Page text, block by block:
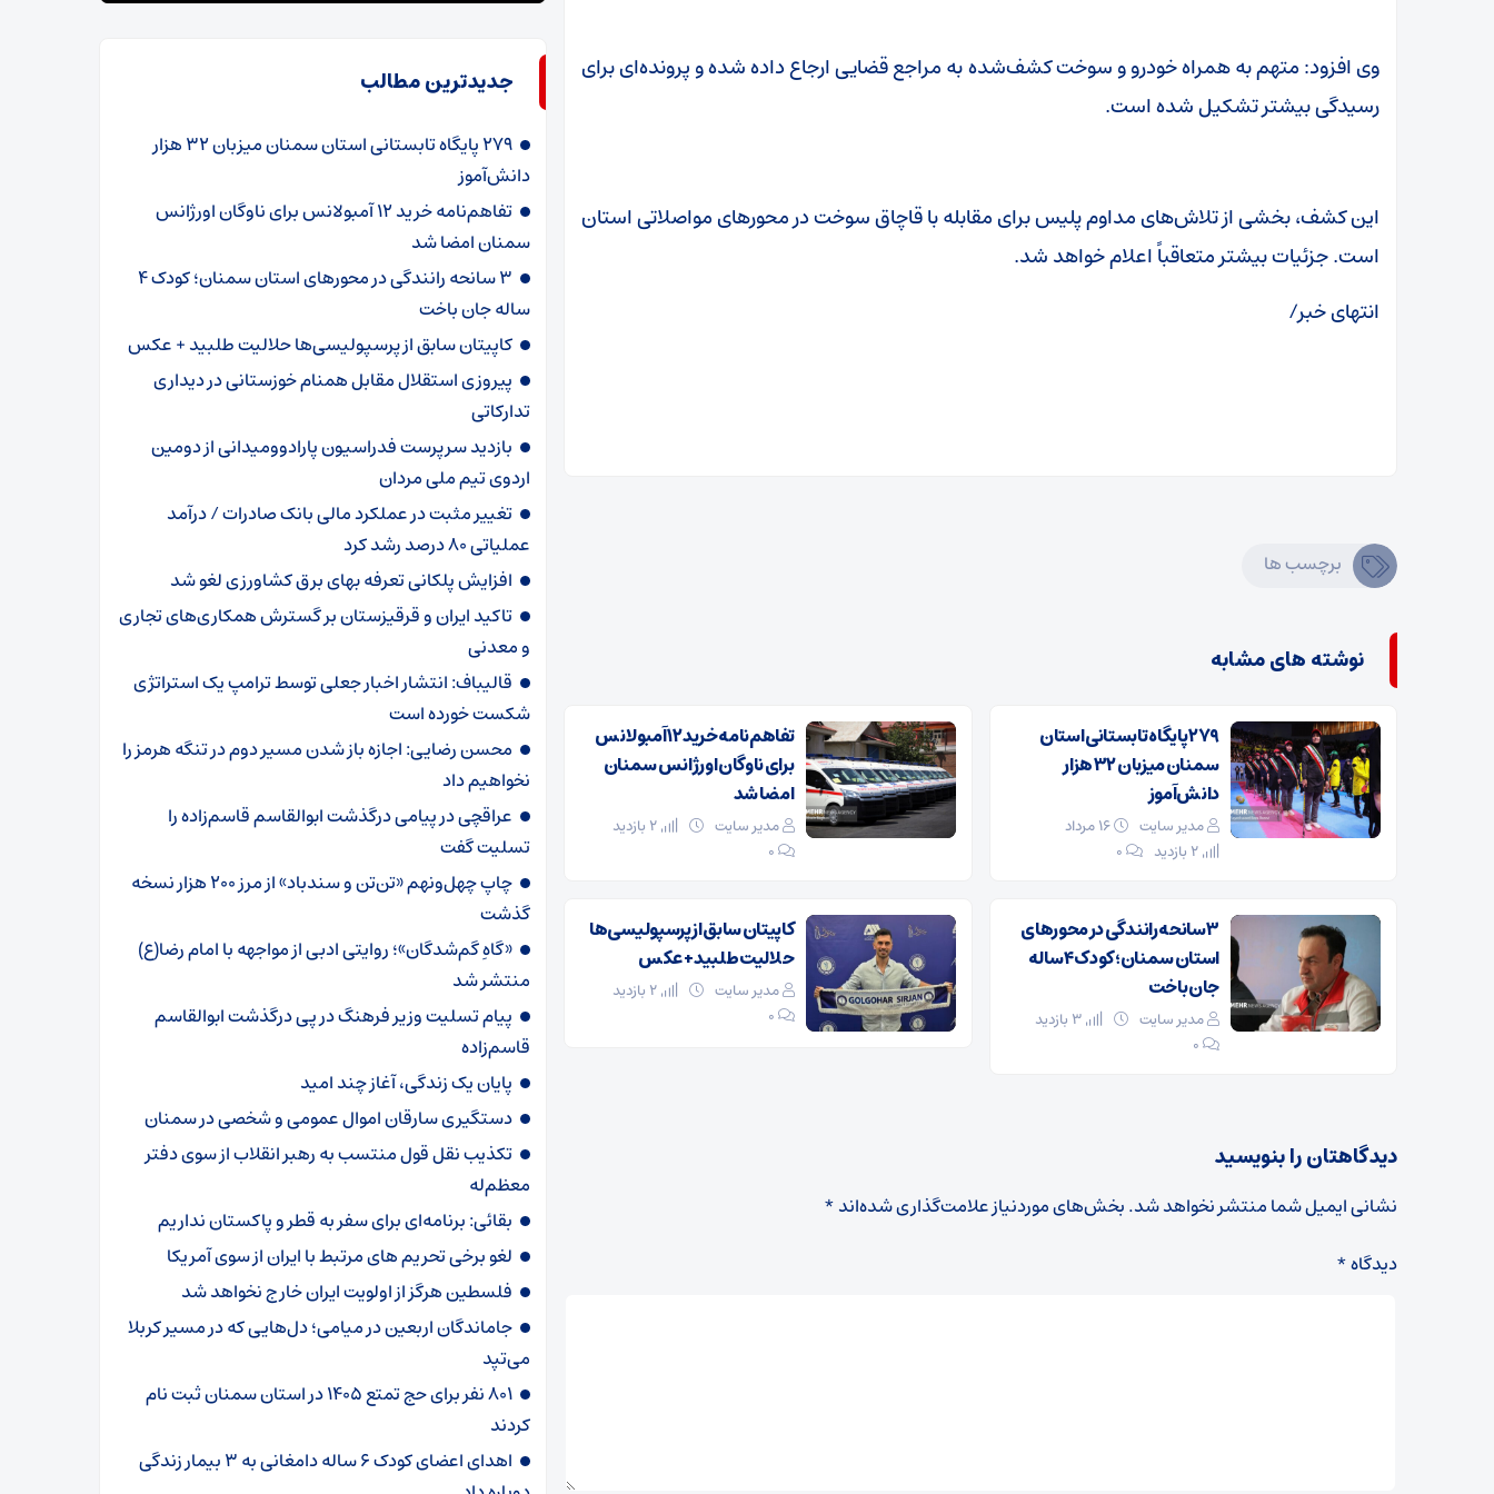
وی افزود: متهم به همراه خودرو و سوخت کشف‌شده به مراجع قضایی ارجاع داده شده و پرونده‌ای برای
رسیدگی بیشتر تشکیل شده است.
این کشف، بخشی از تلاش‌های مداوم پلیس برای مقابله با قاچاق سوخت در محورهای مواصلاتی استان
است. جزئیات بیشتر متعاقباً اعلام خواهد شد.
انتهای خبر/
برچسب ها
نوشته های مشابه
۲۷۹ پایگاه تابستانی استان
سمنان میزبان ۳۲ هزار
دانش‌آموز
مدیر سایت
۰
تفاهم‌نامه خرید ۱۲ آمبولانس
برای ناوگان اورژانس سمنان
امضا شد
مدیر سایت
2 بازدید
۰
۳ سانحه رانندگی در محورهای
استان سمنان؛ کودک ۴ ساله
جان باخت
مدیر سایت
۰
کاپیتان سابق از پرسپولیسی‌ها
حلالیت طلبید + عکس
مدیر سایت
2 بازدید
۰
دیدگاهتان را بنویسید
نشانی ایمیل شما منتشر نخواهد شد.بخش‌های موردنیاز علامت‌گذاری شده‌اند*
دیدگاه*
جدیدترین مطالب
۲۷۹ پایگاه تابستانی استان سمنان میزبان ۳۲ هزار
دانش‌آموز
تفاهم‌نامه خرید ۱۲ آمبولانس برای ناوگان اورژانس
سمنان امضا شد
۳ سانحه رانندگی در محورهای استان سمنان؛ کودک ۴
ساله جان باخت
کاپیتان سابق از پرسپولیسی‌ها حلالیت طلبید + عکس
پیروزی استقلال مقابل همنام خوزستانی در دیداری
تدارکاتی
بازدید سرپرست فدراسیون پارادوومیدانی از دومین
اردوی تیم ملی مردان
تغییر مثبت در عملکرد مالی بانک صادرات / درآمد
عملیاتی ۸۰ درصد رشد کرد
افزایش پلکانی تعرفه بهای برق کشاورزی لغو شد
تاکید ایران و قرقیزستان بر گسترش همکاری‌های تجاری
و معدنی
قالیباف: انتشار اخبار جعلی توسط ترامپ یک استراتژی
شکست خورده است
محسن رضایی: اجازه باز شدن مسیر دوم در تنگه هرمز را
نخواهیم داد
عراقچی در پیامی درگذشت ابوالقاسم قاسم‌زاده را
تسلیت گفت
چاپ چهل‌ونهم «تن‌تن و سندباد» از مرز ۲۰۰ هزار نسخه
گذشت
«گاهِ گم‌شدگان»؛ روایتی ادبی از مواجهه با امام رضا(ع)
منتشر شد
پیام تسلیت وزیر فرهنگ در پی درگذشت ابوالقاسم
قاسم‌زاده
پایان یک زندگی، آغاز چند امید
دستگیری سارقان اموال عمومی و شخصی در سمنان
تکذیب نقل قول منتسب به رهبر انقلاب از سوی دفتر
معظم‌له
بقائی: برنامه‌ای برای سفر به قطر و پاکستان نداریم
لغو برخی تحریم های مرتبط با ایران از سوی آمریکا
فلسطین هرگز از اولویت ایران خارج نخواهد شد
جاماندگان اربعین در میامی؛ دل‌هایی که در مسیر کربلا
می‌تپد
۸۰۱ نفر برای حج تمتع ۱۴۰۵ در استان سمنان ثبت نام
کردند
اهدای اعضای کودک ۶ ساله دامغانی به ۳ بیمار زندگی